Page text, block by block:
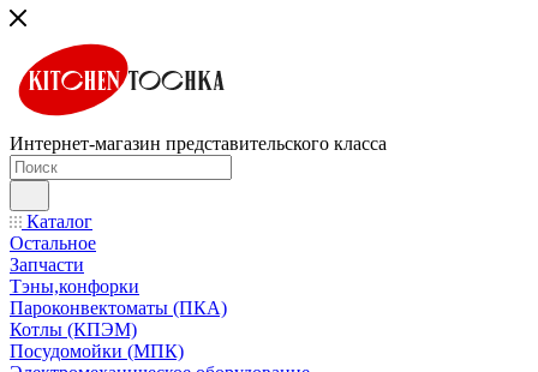
Интернет-магазин представительского класса
Каталог
Остальное
Запчасти
Тэны,конфорки
Пароконвектоматы (ПКА)
Котлы (КПЭМ)
Посудомойки (МПК)